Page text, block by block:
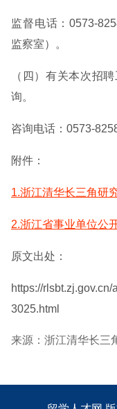
监督电话：0573-
监察室）。
（四）有关本次招
询。
咨询电话：0573-
附件：
1.浙江清华长三角研
2.浙江省事业单位公
原文出处：
https://
3025.html
来源：浙江清华长三